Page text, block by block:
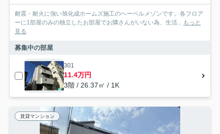
耐震・耐火に強い旭化成ホームズ施工のヘーベルメゾンです。各フロア
ーに1部屋のみの独立したお部屋でお隣さんがいない為、生活... もっと
見る
募集中の部屋
301
11.4万円
3階 / 26.37㎡ / 1K
賃貸マンション